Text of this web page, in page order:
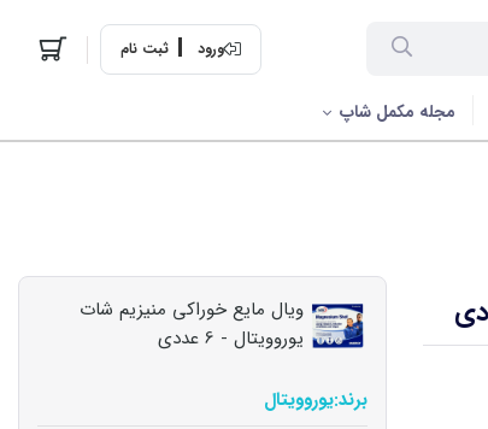
ورود ثبت نام
مجله مکمل شاپ
ویال مایع خوراکی منیزیم شات
یوروویتال - 6 عددی
برند:یوروویتال